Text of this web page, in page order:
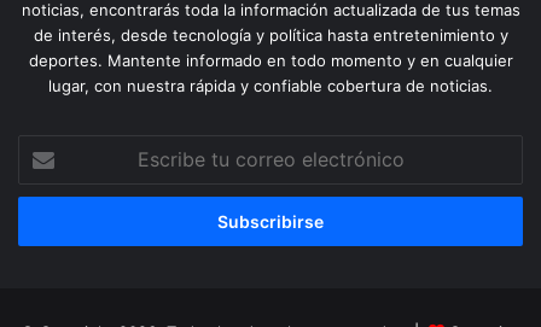
noticias, encontrarás toda la información actualizada de tus temas
de interés, desde tecnología y política hasta entretenimiento y
deportes. Mantente informado en todo momento y en cualquier
lugar, con nuestra rápida y confiable cobertura de noticias.
tu
correo